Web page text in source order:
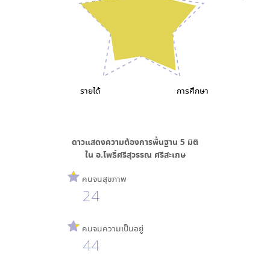
การศึกษา
รายได้
ดาวแสดงความต้องการพื้นฐาน 5 มิติ
ใน อ.โพธิ์ศรีสุวรรณ ศรีสะเกษ
คนจนสุขภาพ
24
คนจนความเป็นอยู่
44